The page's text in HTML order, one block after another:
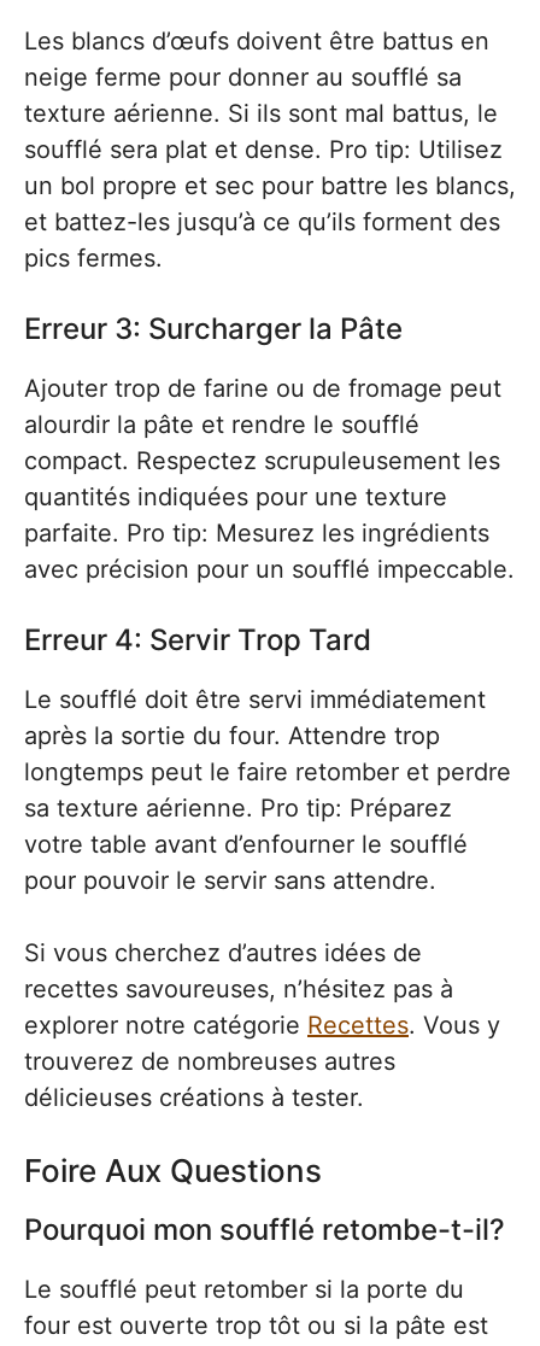
Les blancs d’œufs doivent être battus en
neige ferme pour donner au soufflé sa
texture aérienne. Si ils sont mal battus, le
soufflé sera plat et dense. Pro tip: Utilisez
un bol propre et sec pour battre les blancs,
et battez-les jusqu’à ce qu’ils forment des
pics fermes.
Erreur 3: Surcharger la Pâte
Ajouter trop de farine ou de fromage peut
alourdir la pâte et rendre le soufflé
compact. Respectez scrupuleusement les
quantités indiquées pour une texture
parfaite. Pro tip: Mesurez les ingrédients
avec précision pour un soufflé impeccable.
Erreur 4: Servir Trop Tard
Le soufflé doit être servi immédiatement
après la sortie du four. Attendre trop
longtemps peut le faire retomber et perdre
sa texture aérienne. Pro tip: Préparez
votre table avant d’enfourner le soufflé
pour pouvoir le servir sans attendre.
Si vous cherchez d’autres idées de
recettes savoureuses, n’hésitez pas à
explorer notre catégorie Recettes. Vous y
trouverez de nombreuses autres
délicieuses créations à tester.
Foire Aux Questions
Pourquoi mon soufflé retombe-t-il?
Le soufflé peut retomber si la porte du
four est ouverte trop tôt ou si la pâte est